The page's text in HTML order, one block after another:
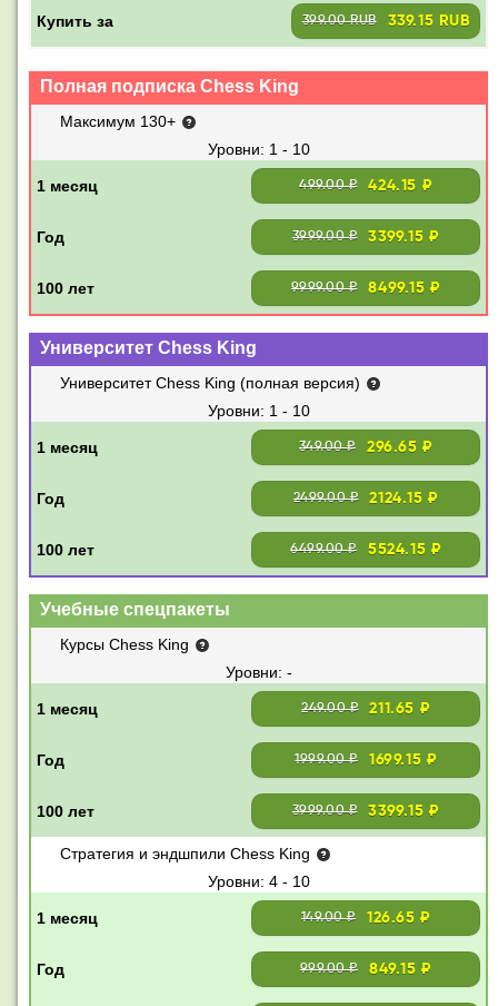
Купить за 399.00 RUB 339.15 RUB
Полная подписка Chess King
Максимум 130+
1 - 10
499.00 ₽ 424.15 ₽
3999.00 ₽ 3399.15 ₽
9999.00 ₽ 8499.15 ₽
Университет Chess King
Университет Chess King (полная версия)
1 - 10
349.00 ₽ 296.65 ₽
2499.00 ₽ 2124.15 ₽
6499.00 ₽ 5524.15 ₽
Учебные спецпакеты
Курсы Chess King
-
249.00 ₽ 211.65 ₽
1999.00 ₽ 1699.15 ₽
3999.00 ₽ 3399.15 ₽
Стратегия и эндшпили Chess King
4 - 10
149.00 ₽ 126.65 ₽
999.00 ₽ 849.15 ₽